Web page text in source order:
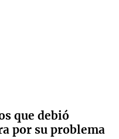
que debió
por su problema